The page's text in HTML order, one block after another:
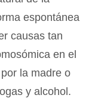
espontánea
causas tan
en el
la madre o
y alcohol.